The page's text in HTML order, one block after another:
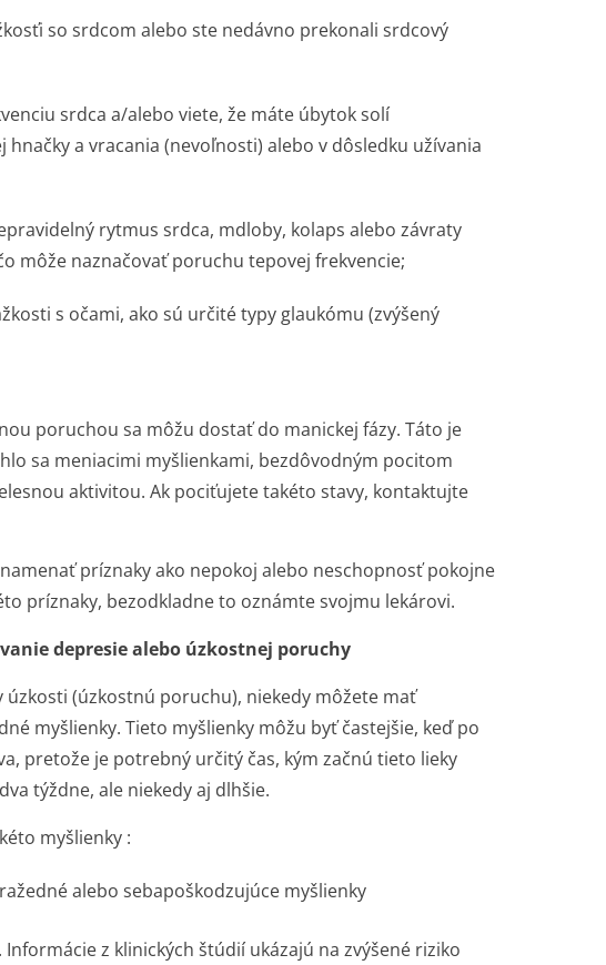
so srdcom alebo ste nedávno prekonali srdcový
srdca a/alebo viete, že máte úbytok solí
a vracania (nevoľnosti) alebo v dôsledku užívania
rytmus srdca, mdloby, kolaps alebo závraty
môže naznačovať poruchu tepovej frekvencie;
s očami, ako sú určité typy glaukómu (zvýšený
poruchou sa môžu dostať do manickej fázy. Táto je
sa meniacimi myšlienkami, bezdôvodným pocitom
aktivitou. Ak pociťujete takéto stavy, kontaktujte
príznaky ako nepokoj alebo neschopnosť pokojne
príznaky, bezodkladne to oznámte svojmu lekárovi.
depresie alebo úzkostnej poruchy
(úzkostnú poruchu), niekedy môžete mať
myšlienky. Tieto myšlienky môžu byť častejšie, keď po
pretože je potrebný určitý čas, kým začnú tieto lieky
týždne, ale niekedy aj dlhšie.
myšlienky :
alebo sebapoškodzujúce myšlienky
z klinických štúdií ukázajú na zvýšené riziko